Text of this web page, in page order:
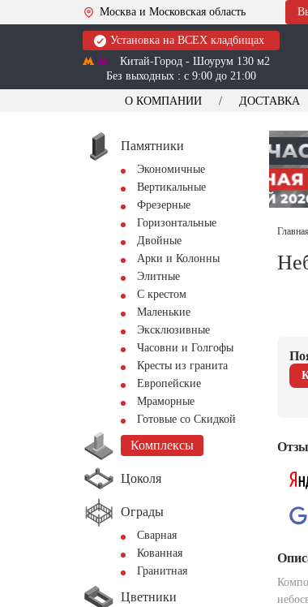
Москва и Московская область
Установка на ВСЕХ кладбищах
Китай-Город - Шоурум 130 м2
Без выходных : с 9:00 до 21:00
О КОМПАНИИ ДОСТАВКА
Памятники
Экономичные
Вертикальные
Фрезерные
Горизонтальные
Двойные
Арки и Колонны
Элитные
С крестом
Маленькие
Эксклюзивные
Часовни и Голгофы
Кресты из гранита
Европейские
Мраморные
Готовые со Скидкой
Комплексы
Цоколя
Ограды
Сварная
Кованная
Гранитная
Цветники
Главная